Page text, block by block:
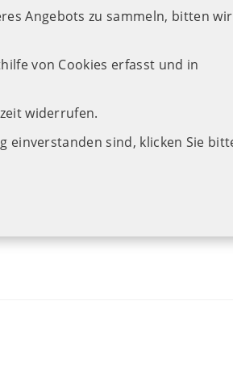
Angebots zu sammeln, bitten wir
von Cookies erfasst und in
widerrufen.
einverstanden sind, klicken Sie